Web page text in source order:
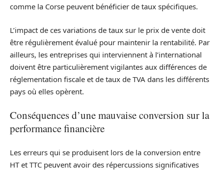
comme la Corse peuvent bénéficier de taux spécifiques.
L’impact de ces variations de taux sur le prix de vente doit
être régulièrement évalué pour maintenir la rentabilité. Par
ailleurs, les entreprises qui interviennent à l’international
doivent être particulièrement vigilantes aux différences de
réglementation fiscale et de taux de TVA dans les différents
pays où elles opèrent.
Conséquences d’une mauvaise conversion sur la
performance financière
Les erreurs qui se produisent lors de la conversion entre
HT et TTC peuvent avoir des répercussions significatives